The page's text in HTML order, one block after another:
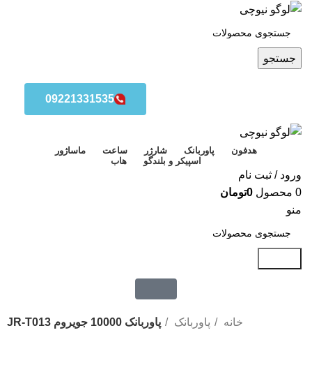
جستجو
09221331535
هدفون پاوربانک شارژر ساعت
ماساژور
اسپیکر و بلندگو
هاب
ورود / ثبت نام
0 محصول 0تومان
منو
خانه پاوربانک پاوربانک 10000 جویروم JR-T013